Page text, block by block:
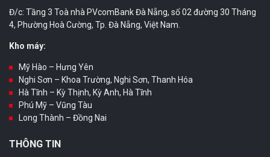
Đ/c: Tầng 3 Toà nhà PVcomBank Đà Nẵng, số 02 đường 30 Tháng
4, Phường Hoà Cường, Tp. Đà Nẵng, Việt Nam.
Kho máy:
Mỹ Hào – Hưng Yên
Nghi Sơn – Khoa Trường, Nghi Sơn, Thanh Hóa
Hà Tĩnh – Kỳ Thịnh, Kỳ Anh, Hà Tĩnh
Phú Mỹ – Vũng Tàu
Long Thành – Đồng Nai
THÔNG TIN